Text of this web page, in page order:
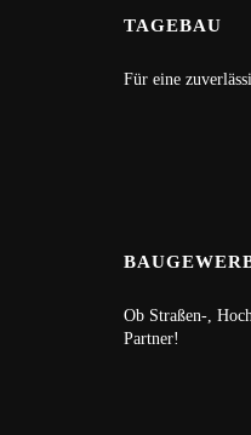
TAGEBAU
Für eine
Ob Straßen-,
Partner!